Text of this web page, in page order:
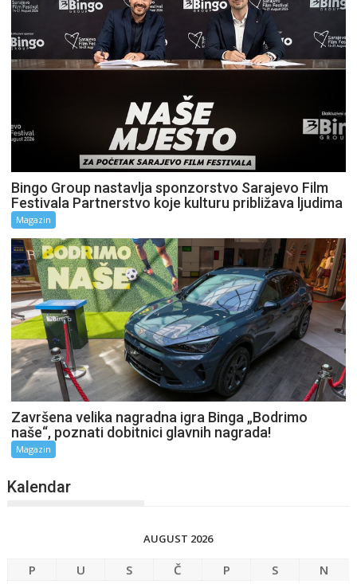
Bingo Group nastavlja sponzorstvo Sarajevo Film
Festivala Partnerstvo koje kulturu približava ljudima
Magazin
Završena velika nagradna igra Binga „Bodrimo
naše“, poznati dobitnici glavnih nagrada!
Magazin
Kalendar
AUGUST 2026
P U S Č P S
N